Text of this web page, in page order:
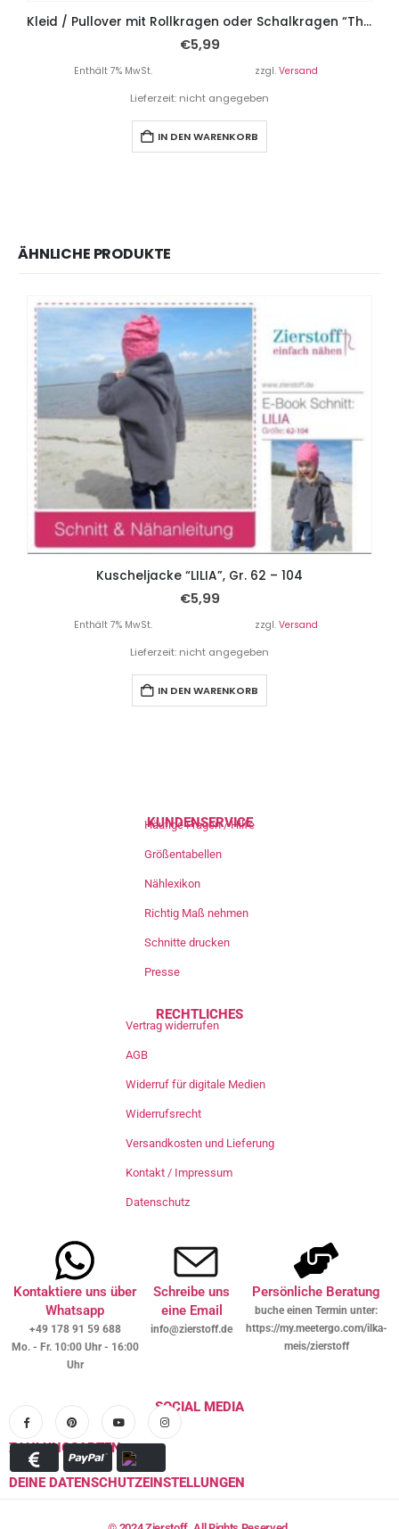
Kleid / Pullover mit Rollkragen oder Schalkragen “Thyra”, Gr. 158 – Damengr. 46
€5,99
Enthält 7% MwSt. zzgl. Versand
Lieferzeit: nicht angegeben
IN DEN WARENKORB
ÄHNLICHE PRODUKTE
Kuscheljacke “LILIA”, Gr. 62 – 104
€5,99
Enthält 7% MwSt. zzgl. Versand
Lieferzeit: nicht angegeben
IN DEN WARENKORB
KUNDENSERVICE
Häufige Fragen / Hilfe
Größentabellen
Nählexikon
Richtig Maß nehmen
Schnitte drucken
Presse
RECHTLICHES
Vertrag widerrufen
AGB
Widerruf für digitale Medien
Widerrufsrecht
Versandkosten und Lieferung
Kontakt / Impressum
Datenschutz
Kontaktiere uns über
Whatsapp
+49 178 91 59 688
Mo. - Fr. 10:00 Uhr - 16:00
Uhr
Schreibe uns
eine Email
info@zierstoff.de
Persönliche Beratung
buche einen Termin unter:
https://my.meetergo.com/ilka-
meis/zierstoff
SOCIAL MEDIA
ZAHLUNGSARTEN
DEINE DATENSCHUTZEINSTELLUNGEN